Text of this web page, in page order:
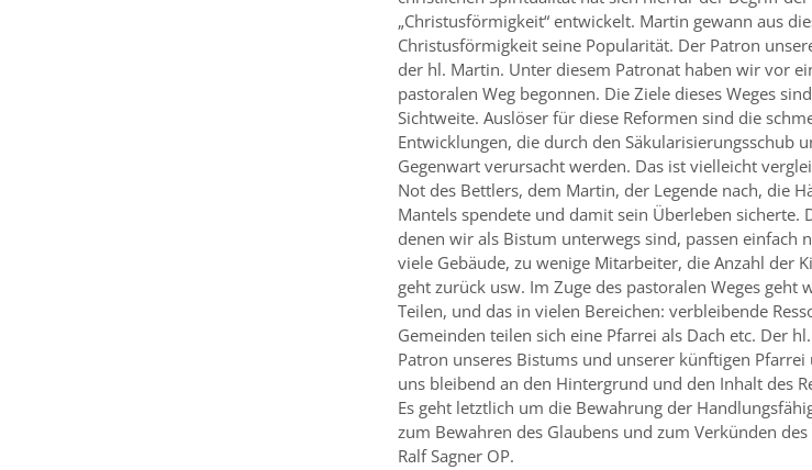
„Christusförmigkeit“ entwickelt. Martin gewann aus
Christusförmigkeit seine Popularität. Der Patron
der hl. Martin. Unter diesem Patronat haben wir vor
pastoralen Weg begonnen. Die Ziele dieses Weges
Sichtweite. Auslöser für diese Reformen sind die
Entwicklungen, die durch den Säkularisierungsschub
Gegenwart verursacht werden. Das ist vielleicht
Not des Bettlers, dem Martin, der Legende nach, die
Mantels spendete und damit sein Überleben sicherte.
denen wir als Bistum unterwegs sind, passen einfach
viele Gebäude, zu wenige Mitarbeiter, die Anzahl der
geht zurück usw. Im Zuge des pastoralen Weges geht
Teilen, und das in vielen Bereichen: verbleibende
Gemeinden teilen sich eine Pfarrei als Dach etc. Der
Patron unseres Bistums und unserer künftigen
uns bleibend an den Hintergrund und den Inhalt des
Es geht letztlich um die Bewahrung der
zum Bewahren des Glaubens und zum Verkünden des
Ralf Sagner OP.